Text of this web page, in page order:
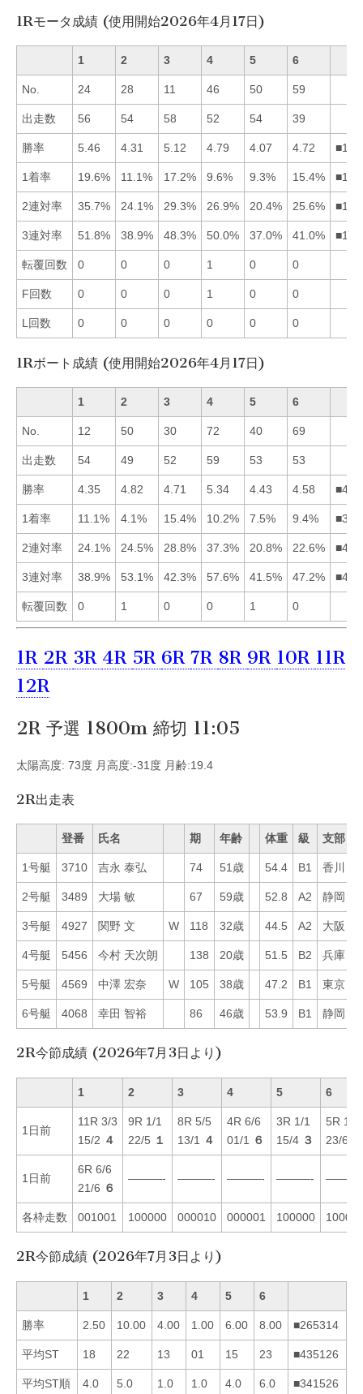
1Rモータ成績 (使用開始2026年4月17日)
1 2 3 4 5 6
No. 24 28 11 46 50 59
出走数 56 54 58 52 54 39
勝率 5.46 4.31 5.12 4.79 4.07 4.72
1着率 19.6% 11.1% 17.2% 9.6% 9.3% 15.4%
2連対率 35.7% 24.1% 29.3% 26.9% 20.4% 25.6%
3連対率 51.8% 38.9% 48.3% 50.0% 37.0% 41.0%
転覆回数 0 0 0 1 0 0
F回数 0 0 0 1 0 0
L回数 0 0 0 0 0 0
1Rボート成績 (使用開始2026年4月17日)
1 2 3 4 5 6
No. 12 50 30 72 40 69
出走数 54 49 52 59 53 53
勝率 4.35 4.82 4.71 5.34 4.43 4.58
1着率 11.1% 4.1% 15.4% 10.2% 7.5% 9.4%
2連対率 24.1% 24.5% 28.8% 37.3% 20.8% 22.6%
3連対率 38.9% 53.1% 42.3% 57.6% 41.5% 47.2%
転覆回数 0 1 0 0 1 0
1R 2R 3R 4R 5R 6R 7R 8R 9R 10R 11R
12R
2R 予選 1800m 締切 11:05
太陽高度: 73度 月高度:-31度 月齢:19.4
2R出走表
登番 氏名 期 年齢 体重 級 支部
1号艇 3710 吉永 泰弘 74 51歳 54.4 B1 香川
2号艇 3489 大場 敏 67 59歳 52.8 A2 静岡
3号艇 4927 関野 文 W 118 32歳 44.5 A2 大阪
4号艇 5456 今村 天次朗 138 20歳 51.5 B2 兵庫
5号艇 4569 中澤 宏奈 W 105 38歳 47.2 B1 東京
6号艇 4068 幸田 智裕 86 46歳 53.9 B1 静岡
2R今節成績 (2026年7月3日より)
1 2 3 4 5 6
1日前
11R 3/3
15/2 ４
9R 1/1
22/5 １
8R 5/5
13/1
４
4R 6/6
01/1
６
3R 1/1
15/4 ３
5R 1/1
23/6
1日前
6R 6/6
21/6 ６
———- ———- ———- ———- ———-
各枠走数 001001 100000 000010 000001 100000
2R今節成績 (2026年7月3日より)
1 2 3 4 5 6
勝率 2.50 10.00 4.00 1.00 6.00 8.00 ■265314
平均ST 18 22 13 01 15 23 ■435126
平均ST順 4.0 5.0 1.0 1.0 4.0 6.0 ■341526